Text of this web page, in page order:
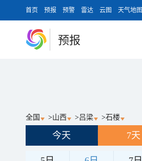
首页 预报 预警 雷达 云图 天气地图
预报
全国 >山西 >吕梁 >石楼
今天 7天